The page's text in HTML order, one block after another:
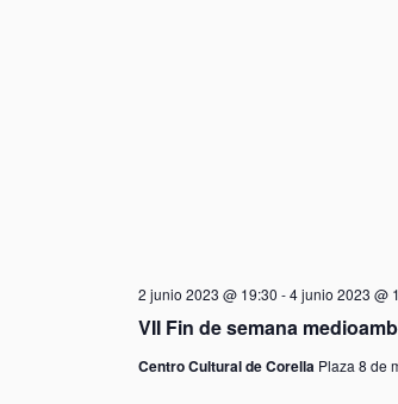
VII Fin de semana
2 junio 2023 @ 19:30 -4 junio 2023 @
Centro Cultural de Corella Plaza 8 de